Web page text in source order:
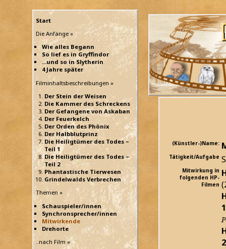
Start
Die Anfänge »
Wie alles Begann
So lief es in Gryffindor
...und so in Slytherin
4 Jahre später
Filminhaltsbeschreibungen »
Der Stein der Weisen
Die Kammer des Schreckens
Der Gefangene von Askaban
Der Feuerkelch
Der Orden des Phönix
Der Halbblutprinz
Die Heiligtümer des Todes –
Teil 1
Die Heiligtümer des Todes –
Teil 2
Phantastische Tierwesen
Grindelwalds Verbrechen
Themen »
Schauspieler/innen
Synchronsprecher/innen
Mitwirkende
Drehorte
..nach Film »
(Künstler-)Name:
Tätigkeit/Aufgabe
Mitwirkung in
folgenden HP-
Filmen
1
2